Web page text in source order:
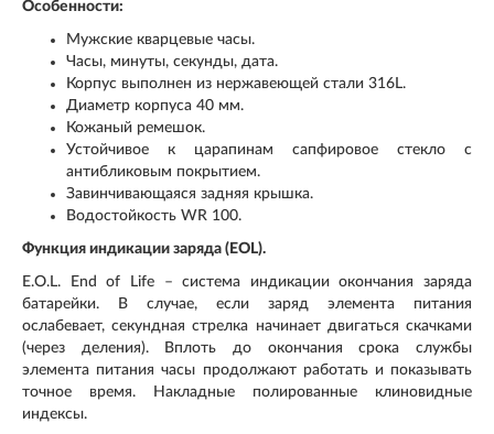
Особенности:
Мужские кварцевые часы.
Часы, минуты, секунды, дата.
Корпус выполнен из нержавеющей стали 316L.
Диаметр корпуса 40 мм.
Кожаный ремешок.
Устойчивое к царапинам сапфировое стекло с
антибликовым покрытием.
Завинчивающаяся задняя крышка.
Водостойкость WR 100.
Функция индикации заряда (EOL).
E.O.L. End of Life – система индикации окончания заряда
батарейки. В случае, если заряд элемента питания
ослабевает, секундная стрелка начинает двигаться скачками
(через деления). Вплоть до окончания срока службы
элемента питания часы продолжают работать и показывать
точное время. Накладные полированные клиновидные
индексы.